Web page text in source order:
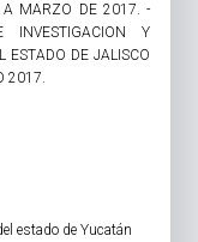
A MARZO DE 2017. -
INVESTIGACION Y
ESTADO DE JALISCO
2017.
estado de Yucatán